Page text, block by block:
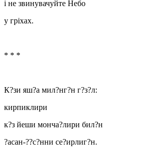
і не звинувачуйте Небо
у гріхах.
* * *
К?зи яш?а мил?нг?н г?з?л:
кирпиклири
к?з йеши монча?лири бил?н
?асан-??с?нни се?ирлиг?н.